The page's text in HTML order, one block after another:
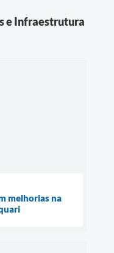
e Infraestrutura
melhorias na